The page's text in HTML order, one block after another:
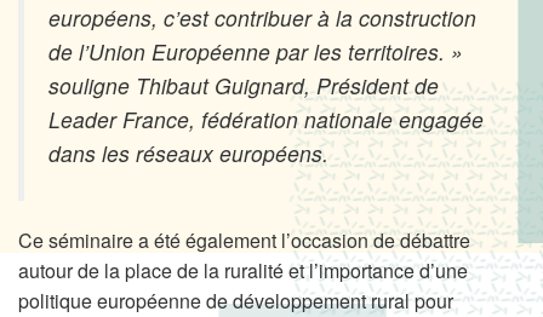
européens, c’est contribuer à la construction
de l’Union Européenne par les territoires. »
souligne Thibaut Guignard, Président de
Leader France, fédération nationale engagée
dans les réseaux européens.
Ce séminaire a été également l’occasion de débattre
autour de la place de la ruralité et l’importance d’une
politique européenne de développement rural pour